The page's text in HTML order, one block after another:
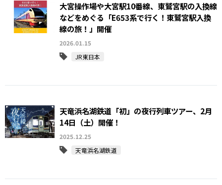
大宮操作場や大宮駅10番線、東鷲宮駅の入換線
などをめぐる「E653系で行く！東鷲宮駅入換
線の旅！」開催
2026.01.15
JR東日本
天竜浜名湖鉄道「初」の夜行列車ツアー、2月
14日（土）開催！
2025.12.25
天竜浜名湖鉄道